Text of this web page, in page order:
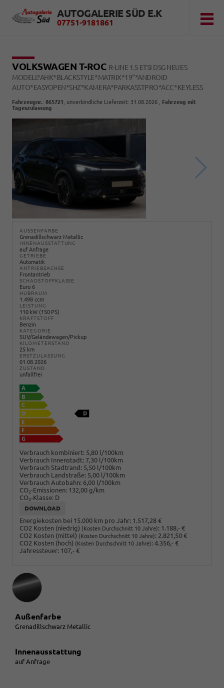
AUTOGALERIE SÜD E.K
07751-9181861
VOLKSWAGEN T-ROC R-LINE 1.5 ETSI DSG NEUES
MODELL*AHK*BLACKSTYLE*MATRIX*19"*ANDROID
AUTO*EASYOPEN*SHZ*KAMERA*PARKASSTPRO*ACC*KEYLESS
Fahrzeugnr.: 865721 , unverbindliche Lieferzeit: 31.08.2026
Fahrzeug mit
Tageszulassung
AUSSENFARBE
Grenadillschwarz Metallic
INNENAUSSTATTUNG
auf Anfrage
GETRIEBE
Automatik
ANTRIEBSACHSE
Frontantrieb
SCHADSTOFFKLASSE
Euro 6
HUBRAUM
1.498 ccm
LEISTUNG
110 kW (150 PS)
KRAFTSTOFF
Benzin
KATEGORIE
SUV/Geländewagen/Pickup
KILOMETERSTAND
25 km
ERSTZULASSUNG
01.08.2026
ZUSTAND
unfallfrei
Verbrauch kombiniert: 5,80 l/100km
Verbrauch Innenstadt: 7,30 l/100km
Verbrauch Stadtrand: 5,50 l/100km
Verbrauch Landstraße: 5,00 l/100km
Verbrauch Autobahn: 6,00 l/100km
CO2-Emissionen: 132,00 g/km
CO2-Klasse: D
DOWNLOAD
Energiekosten bei 15.000 km pro Jahr: 1.517,28 €
CO2 Kosten (niedrig) (Kosten Durchschnitt 10 Jahre): 1.188,- €
CO2 Kosten (mittel) (Kosten Durchschnitt 10 Jahre): 2.821,50 €
CO2 Kosten (hoch) (Kosten Durchschnitt 10 Jahre): 4.356,- €
Jahressteuer: 107,- €
Außenfarbe
Grenadillschwarz Metallic
Innenausstattung
auf Anfrage